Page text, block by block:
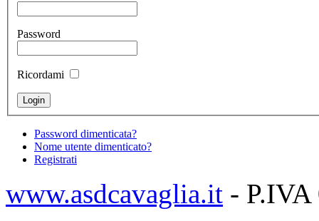
Password
Ricordami
Password dimenticata?
Nome utente dimenticato?
Registrati
www.asdcavaglia.it -